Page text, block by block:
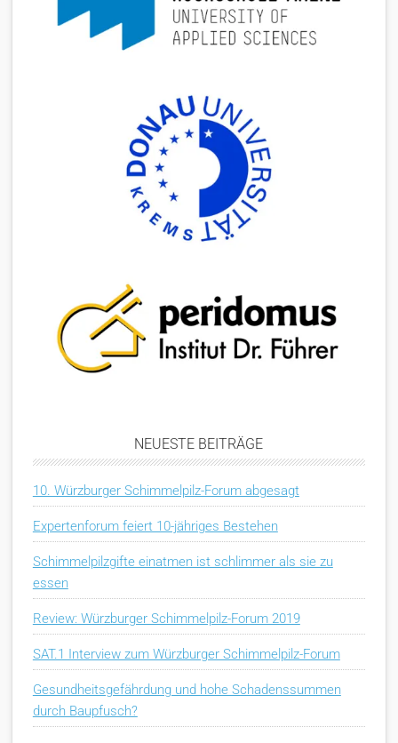
NEUESTE BEITRÄGE
10. Würzburger Schimmelpilz-Forum abgesagt
Expertenforum feiert 10-jähriges Bestehen
Schimmelpilzgifte einatmen ist schlimmer als sie zu
essen
Review: Würzburger Schimmelpilz-Forum 2019
SAT.1 Interview zum Würzburger Schimmelpilz-Forum
Gesundheitsgefährdung und hohe Schadenssummen
durch Baupfusch?